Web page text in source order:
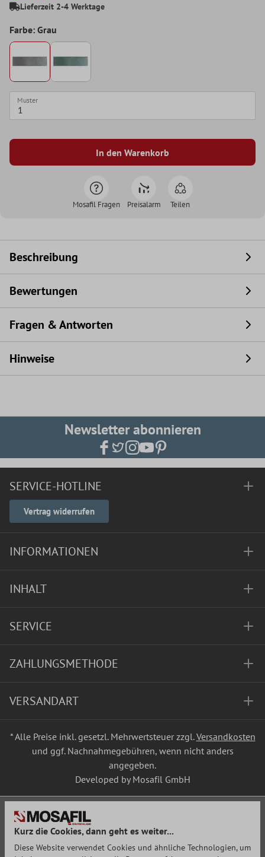
Lieferzeit 2-4 Werktage
Farbe: Grau
Muster
In den Warenkorb
Mosafil Fragen Preisalarm Teilen
Beschreibung
Bewertungen
Fragen & Antworten
Hinweise
Newsletter abonnieren
SERVICE-HOTLINE
Vertrag widerrufen
INFORMATIONEN
INHALT
SERVICE
ZAHLUNGSMETHODE
VERSANDART
* Alle Preise inkl. gesetzl. Mehrwertsteuer zzgl.Versandkosten
und ggf. Nachnahmegebühren, wenn nicht anders
angegeben.
Developed by Mosafil GmbH
Kurz die Cookies, dann geht es weiter...
Diese Website verwendet Cookies und ähnliche Technologien, um